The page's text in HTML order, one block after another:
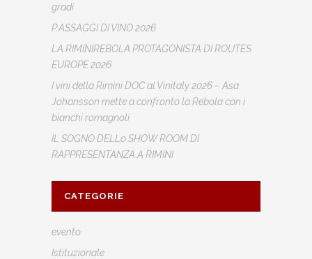
gradi
P.ASSAGGI DI VINO 2026
LA RIMINIREBOLA PROTAGONISTA DI ROUTES
EUROPE 2026
I vini della Rimini DOC al Vinitaly 2026 – Asa
Johansson mette a confronto la Rebola con i
bianchi romagnoli
IL SOGNO DELLo SHOW ROOM DI
RAPPRESENTANZA A RIMINI
CATEGORIE
evento
Istituzionale